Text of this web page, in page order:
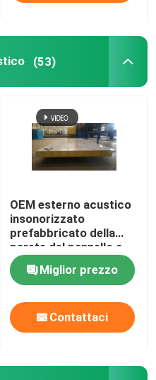
(53)
OEM esterno acustico
insonorizzato
prefabbricato della
parete del pannello a
sandwich
Miglior prezzo
Contattaci